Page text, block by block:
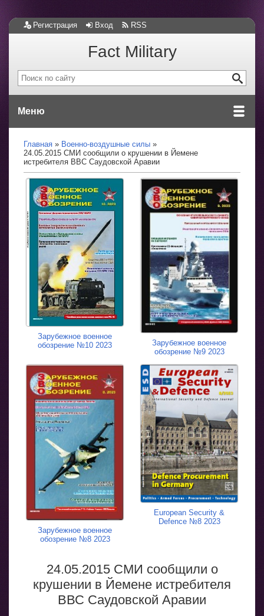
Регистрация Вход RSS
Fact Military
Меню
Главная
Военно-воздушные силы
24.05.2015 СМИ сообщили о крушении в Йемене
истребителя ВВС Саудовской Аравии
Зарубежное военное
обозрение №10 2023
Зарубежное военное
обозрение №9 2023
Зарубежное военное
обозрение №8 2023
European Security &
Defence №8 2023
24.05.2015 СМИ сообщили о
крушении в Йемене истребителя
ВВС Саудовской Аравии